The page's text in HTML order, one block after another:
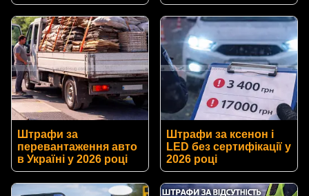
Штрафи за
перевантаження авто
в Україні у 2026 році
Штрафи за ксенон і
LED без сертифікації у
2026 році